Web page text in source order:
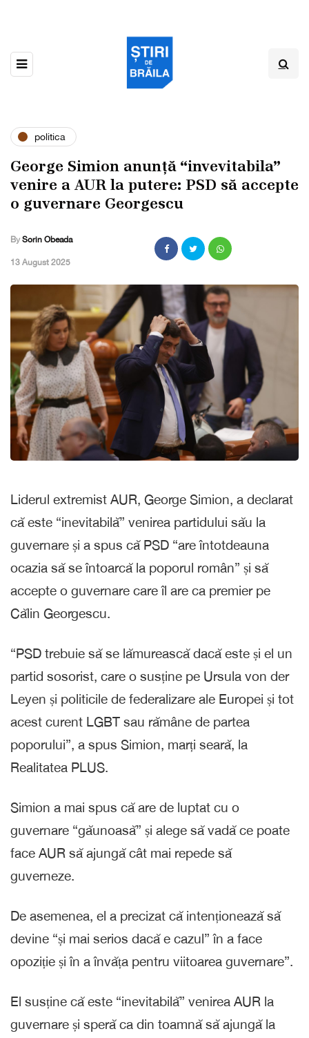
politica
George Simion anunță “invevitabila”
venire a AUR la putere: PSD să accepte
o guvernare Georgescu
By Sorin Obeada
,13 August 2025
Liderul extremist AUR, George Simion, a declarat
că este “inevitabilă” venirea partidului său la
guvernare și a spus că PSD “are întotdeauna
ocazia să se întoarcă la poporul român” și să
accepte o guvernare care îl are ca premier pe
Călin Georgescu.
“PSD trebuie să se lămurească dacă este și el un
partid sosorist, care o susține pe Ursula von der
Leyen și politicile de federalizare ale Europei și tot
acest curent LGBT sau rămâne de partea
poporului”, a spus Simion, marți seară, la
Realitatea PLUS.
Simion a mai spus că are de luptat cu o
guvernare “găunoasă” și alege să vadă ce poate
face AUR să ajungă cât mai repede să
guverneze.
De asemenea, el a precizat că intenționează să
devine “și mai serios dacă e cazul” în a face
opoziție și în a învăța pentru viitoarea guvernare”.
El susține că este “inevitabilă” venirea AUR la
guvernare și speră ca din toamnă să ajungă la